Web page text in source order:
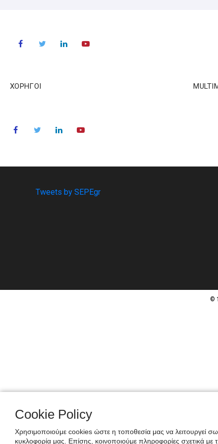
ΧΟΡΗΓΟΙ
Tweets by SEPEgr
©
Cookie Policy
Χρησιμοποιούμε cookies ώστε η τοποθεσία μας να λειτουργεί
κυκλοφορία μας. Επίσης, κοινοποιούμε πληροφορίες σχετικά